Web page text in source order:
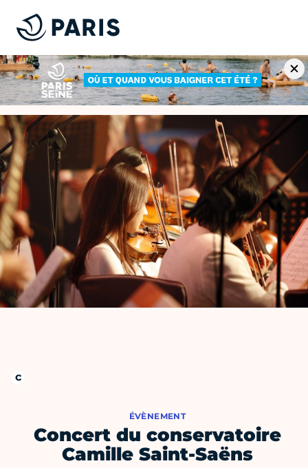
ÉVÈNEMENT
Concert du conservatoire
Camille Saint-Saëns